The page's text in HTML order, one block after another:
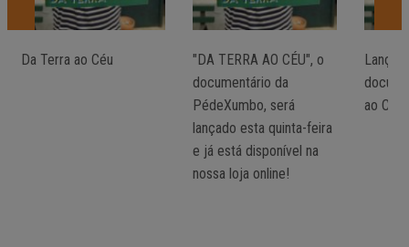
Da Terra ao Céu
"DA TERRA AO CÉU", o
documentário da
PédeXumbo, será
lançado esta quinta-feira
e já está disponível na
nossa loja online!
ao Céu"